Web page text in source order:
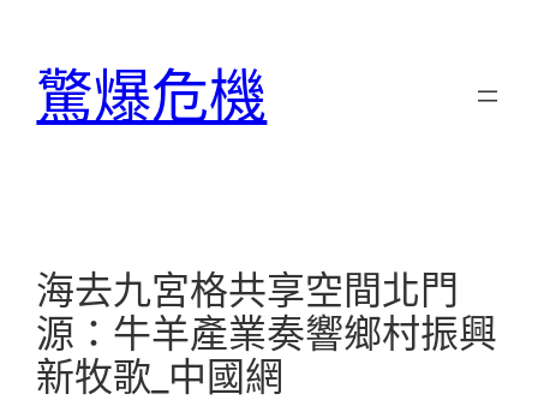
驚爆危機
海去九宮格共享空間北門
源：牛羊產業奏響鄉村振興
新牧歌_中國網